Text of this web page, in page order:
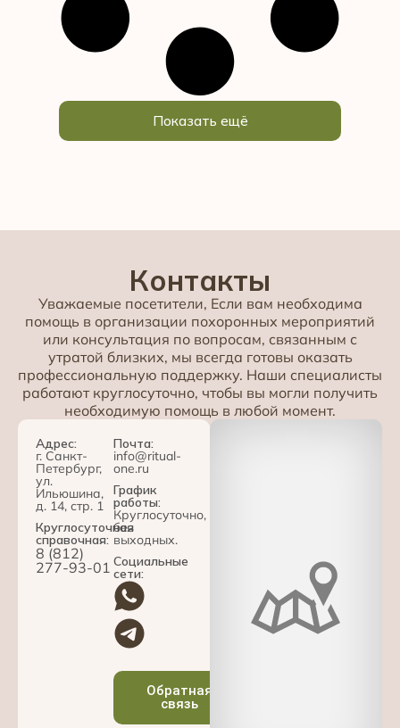
Показать ещё
Контакты
Уважаемые посетители, Если вам необходима
помощь в организации похоронных мероприятий
или консультация по вопросам, связанным с
утратой близких, мы всегда готовы оказать
профессиональную поддержку. Наши специалисты
работают круглосуточно, чтобы вы могли получить
необходимую помощь в любой момент.
Адрес:
г. Санкт-
Петербург,
ул.
Ильюшина,
д. 14, стр. 1
Круглосуточная
справочная:
8 (812)
277-93-01
Почта:
info@ritual-
one.ru
График
работы:
Круглосуточно,
без
выходных.
Социальные
сети:
Обратная
связь